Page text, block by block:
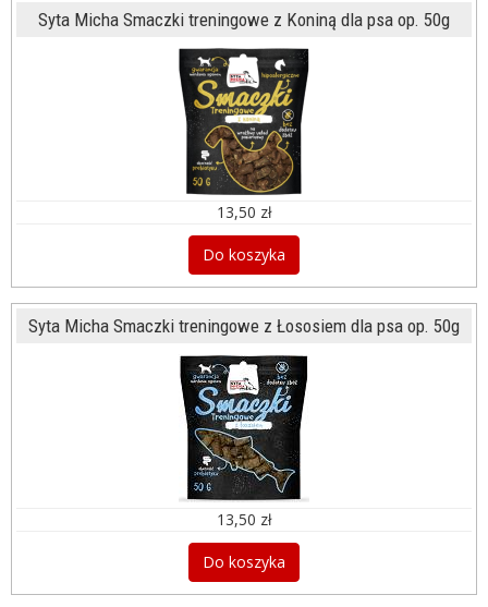
Syta Micha Smaczki treningowe z Koniną dla psa op. 50g
13,50 zł
Do koszyka
Syta Micha Smaczki treningowe z Łososiem dla psa op. 50g
13,50 zł
Do koszyka